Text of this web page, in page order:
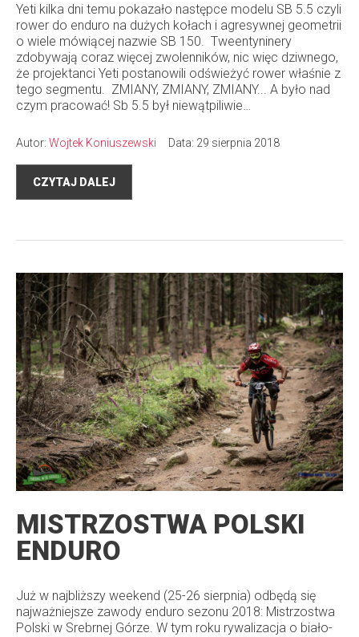
Yeti kilka dni temu pokazało następce modelu SB 5.5 czyli
rower do enduro na dużych kołach i agresywnej geometrii
o wiele mówiącej nazwie SB 150. Tweentyninery
zdobywają coraz więcej zwolenników, nic więc dziwnego,
że projektanci Yeti postanowili odświeżyć rower właśnie z
tego segmentu. ZMIANY, ZMIANY, ZMIANY... A było nad
czym pracować! Sb 5.5 był niewątpiliwie…
Autor: Wojtek Koniuszewski Data: 29 sierpnia 2018
CZYTAJ DALEJ
MISTRZOSTWA POLSKI
ENDURO
Już w najbliższy weekend (25-26 sierpnia) odbędą się
najważniejsze zawody enduro sezonu 2018: Mistrzostwa
Polski w Srebrnej Górze. W tym roku rywalizacja o biało-